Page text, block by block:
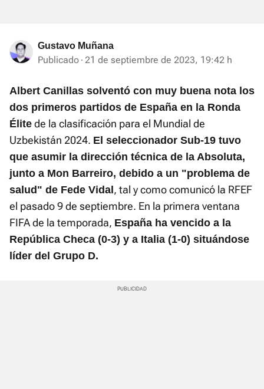
Gustavo Muñana
Publicado 21 de septiembre de 2023, 19:42 h
Albert Canillas solventó con muy buena nota los
dos primeros partidos de España en la Ronda
Élite de la clasificación para el Mundial de
Uzbekistán 2024. El seleccionador Sub-19 tuvo
que asumir la dirección técnica de la Absoluta,
junto a Mon Barreiro, debido a un "problema de
salud" de Fede Vidal , tal y como comunicó la RFEF
el pasado 9 de septiembre. En la primera ventana
FIFA de la temporada, España ha vencido a la
República Checa (0-3) y a Italia (1-0) situándose
líder del Grupo D.